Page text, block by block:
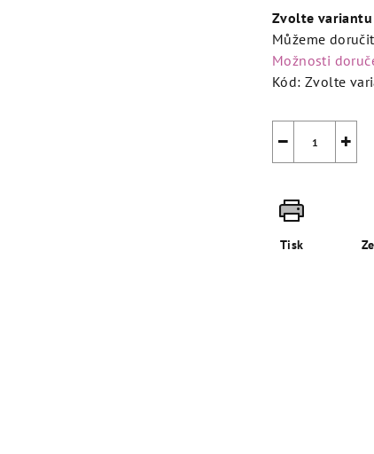
cena:
Zvolte variantu
Můžeme
Možnosti
Kód: Zvolte
+
−
Tisk